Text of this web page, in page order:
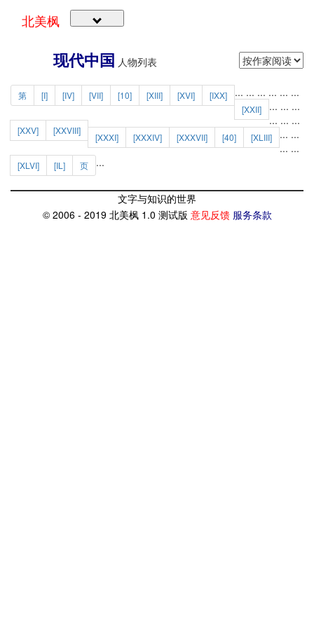
北美枫
现代中国 人物列表
第 [I] ...
[IV] ...
[VII] ...
[10] ...
[XIII] ...
[XVI] ...
[IXX]
...
[XXII] ...
[XXV]
...
[XXVIII]
...
[XXXI]
...
[XXXIV]
...
[XXXVII] ...
[40] ...
[XLIII]
...
[XLVI]
...
[IL] ...
页
文字与知识的世界
© 2006 - 2019 北美枫 1.0 测试版 意见反馈 服务条款